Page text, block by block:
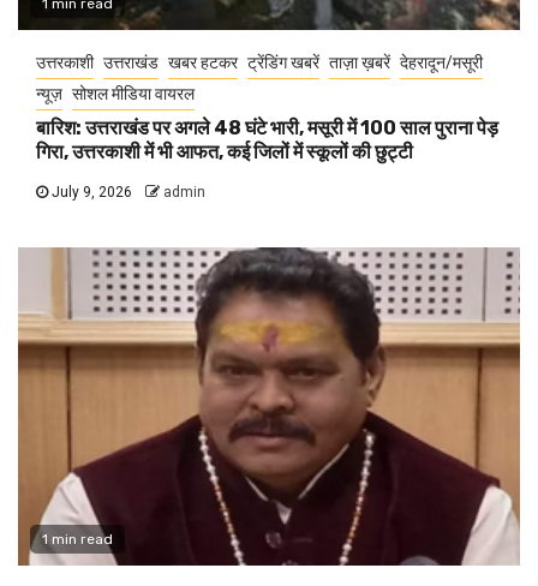
1 min read
उत्तरकाशी उत्तराखंड खबर हटकर ट्रेंडिंग खबरें ताज़ा ख़बरें देहरादून/मसूरी
न्यूज़ सोशल मीडिया वायरल
बारिश: उत्तराखंड पर अगले 48 घंटे भारी, मसूरी में 100 साल पुराना पेड़
गिरा, उत्तरकाशी में भी आफत, कई जिलों में स्कूलों की छुट्टी
July 9, 2026 admin
1 min read